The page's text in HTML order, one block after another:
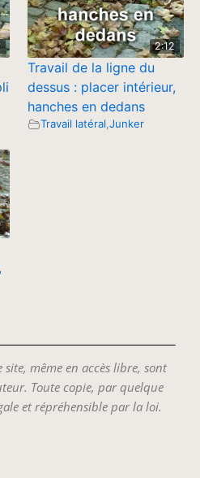
2:12
Travail de la ligne du
dessus : placer intérieur,
hanches en dedans
Travail latéral,Junker
site, même en accès libre, sont
Toute copie, par quelque
et répréhensible par la loi.